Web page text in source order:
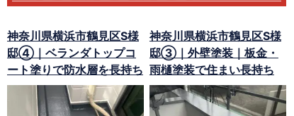
神奈川県横浜市鶴見区S様
邸④｜ベランダトップコ
ート塗りで防水層を長持ち
神奈川県横浜市鶴見区S様
邸③｜外壁塗装｜板金・
雨樋塗装で住まい長持ち